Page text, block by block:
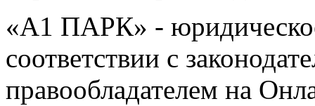
«А1 ПАРК» -
соответствии с
правообладателем на